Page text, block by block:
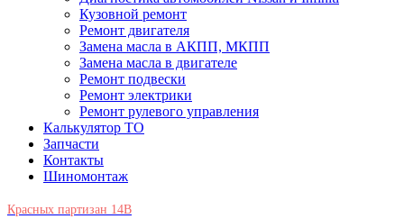
Кузовной ремонт
Ремонт двигателя
Замена масла в АКПП, МКПП
Замена масла в двигателе
Ремонт подвески
Ремонт электрики
Ремонт рулевого управления
Калькулятор ТО
Запчасти
Контакты
Шиномонтаж
Красных партизан 14В